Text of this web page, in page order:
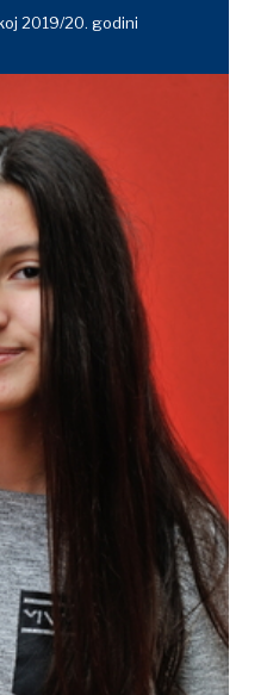
2019/20. godini